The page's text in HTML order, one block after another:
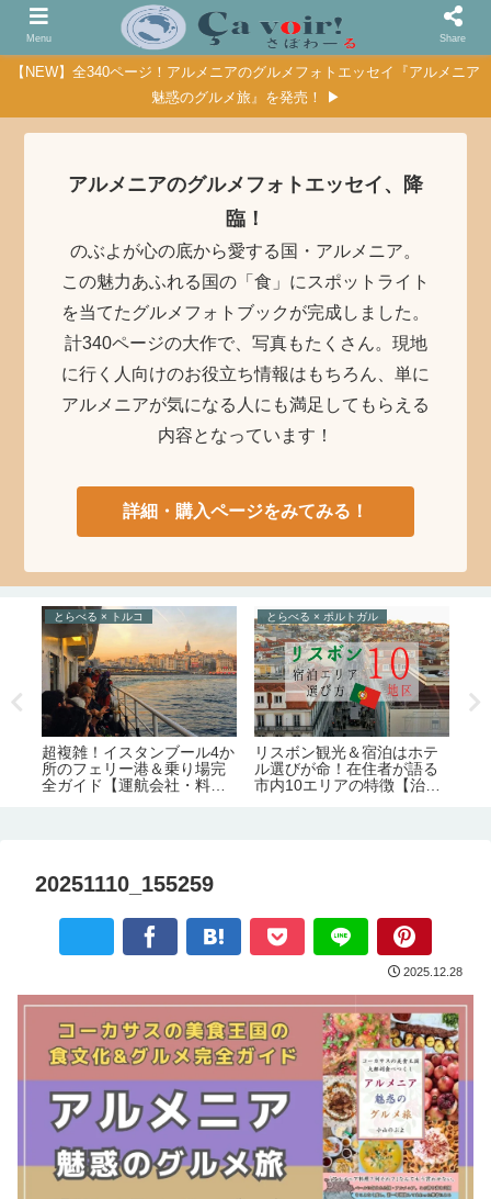
【NEW】全340ページ！アルメニアのグルメフォトエッセイ『アルメニア
魅惑のグルメ旅』を発売！ ▶
アルメニアのグルメフォトエッセイ、降
臨！
のぶよが心の底から愛する国・アルメニア。
この魅力あふれる国の「食」にスポットライト
を当てたグルメフォトブックが完成しました。
計340ページの大作で、写真もたくさん。現地
に行く人向けのお役立ち情報はもちろん、単に
アルメニアが気になる人にも満足してもらえる
内容となっています！
詳細・購入ページをみてみる！
とらべる × トルコ
超複雑！イスタンブール4か
所のフェリー港＆乗り場完
全ガイド【運航会社・料
とらべる × ポルトガル
リスボン観光＆宿泊はホテ
ル選びが命！在住者が語る
市内10エリアの特徴【治
20251110_155259
2025.12.28
Menu Share